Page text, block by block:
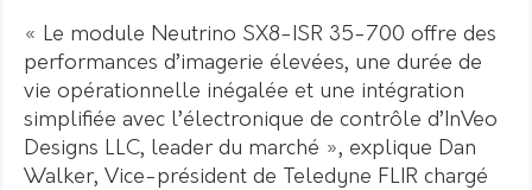
« Le module Neutrino SX8-ISR 35-700 offre des
performances d’imagerie élevées, une durée de
vie opérationnelle inégalée et une intégration
simplifiée avec l’électronique de contrôle d’InVeo
Designs LLC, leader du marché », explique Dan
Walker, Vice-président de Teledyne FLIR chargé